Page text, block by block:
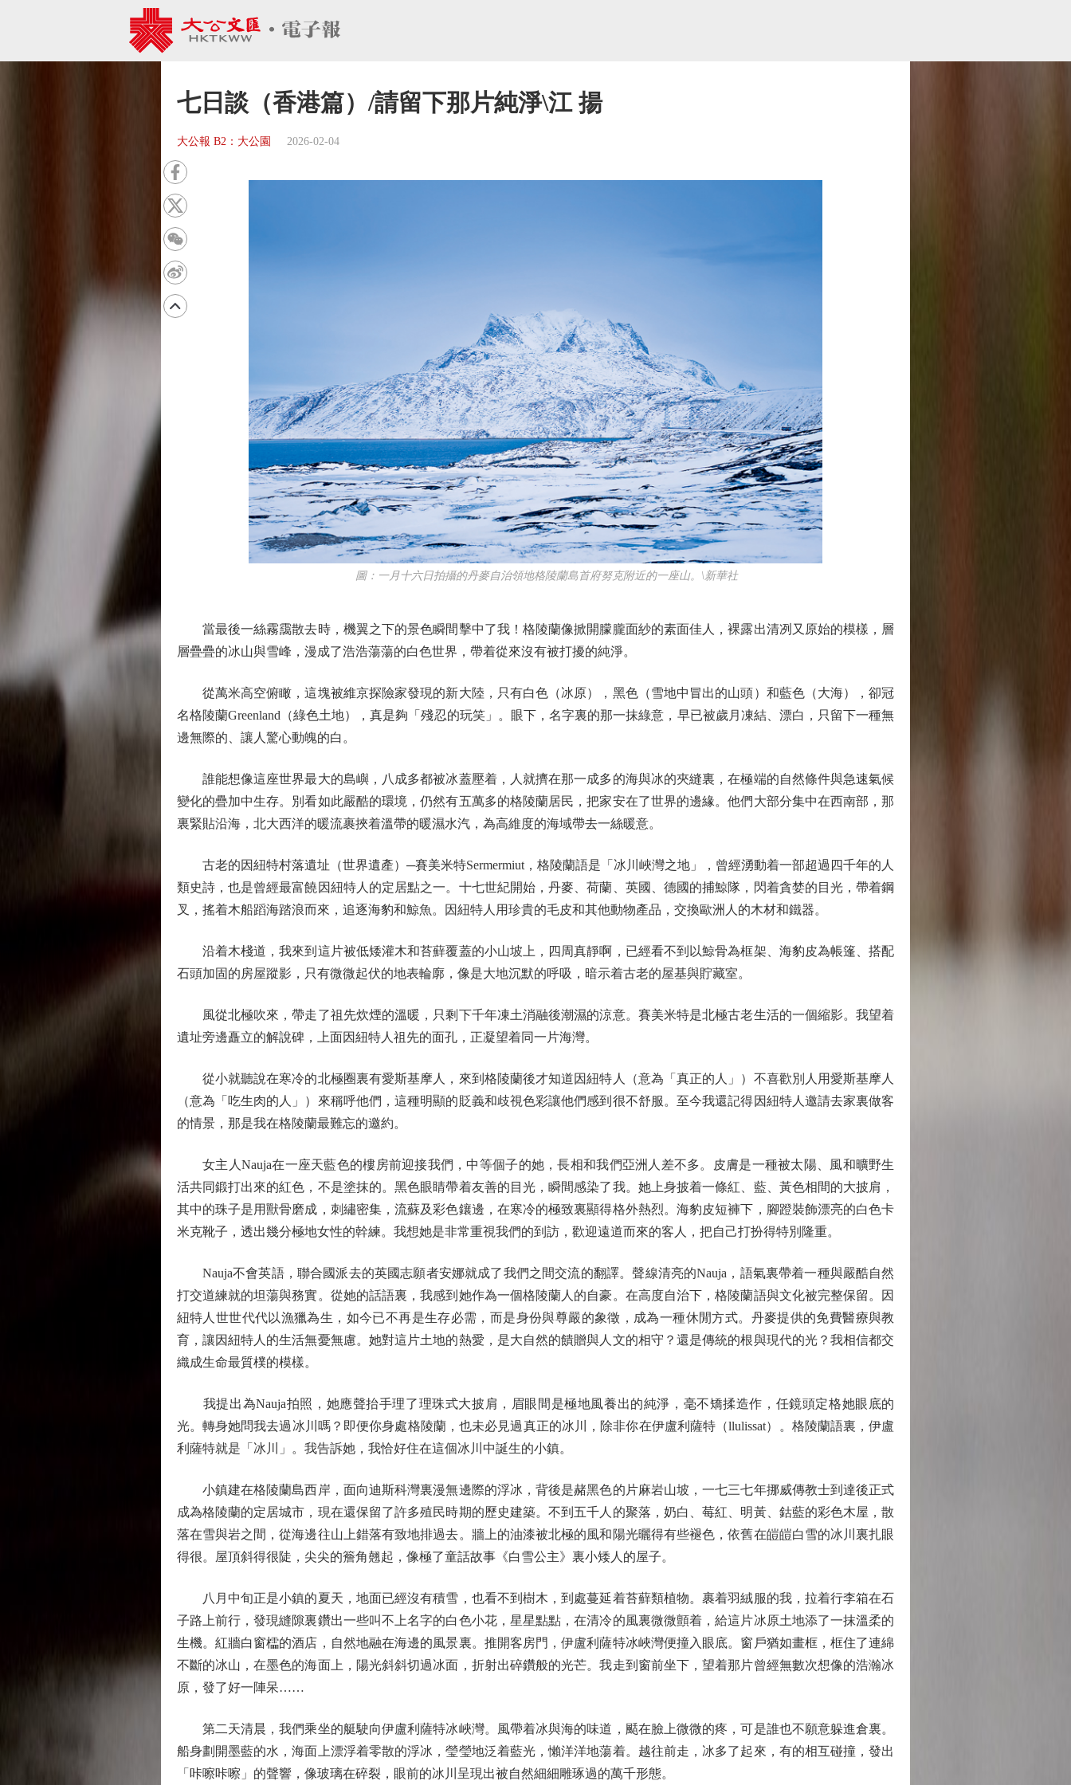
七日談（香港篇）/請留下那片純淨\江 揚
大公報 B2：大公園 2026-02-04
圖：一月十六日拍攝的丹麥自治領地格陵蘭島首府努克附近的一座山。\新華社
當最後一絲霧靄散去時，機翼之下的景色瞬間擊中了我！格陵蘭像掀開朦朧面紗的素面佳人，裸露出清冽又原始的模樣，層
層疊疊的冰山與雪峰，漫成了浩浩蕩蕩的白色世界，帶着從來沒有被打擾的純淨。
從萬米高空俯瞰，這塊被維京探險家發現的新大陸，只有白色（冰原），黑色（雪地中冒出的山頭）和藍色（大海），卻冠
名格陵蘭Greenland（綠色土地），真是夠「殘忍的玩笑」。眼下，名字裏的那一抹綠意，早已被歲月凍結、漂白，只留下一種無
邊無際的、讓人驚心動魄的白。
誰能想像這座世界最大的島嶼，八成多都被冰蓋壓着，人就擠在那一成多的海與冰的夾縫裏，在極端的自然條件與急速氣候
變化的疊加中生存。別看如此嚴酷的環境，仍然有五萬多的格陵蘭居民，把家安在了世界的邊緣。他們大部分集中在西南部，那
裏緊貼沿海，北大西洋的暖流裹挾着溫帶的暖濕水汽，為高維度的海域帶去一絲暖意。
古老的因紐特村落遺址（世界遺產）─賽美米特Sermermiut，格陵蘭語是「冰川峽灣之地」，曾經湧動着一部超過四千年的人
類史詩，也是曾經最富饒因紐特人的定居點之一。十七世紀開始，丹麥、荷蘭、英國、德國的捕鯨隊，閃着貪婪的目光，帶着鋼
叉，搖着木船蹈海踏浪而來，追逐海豹和鯨魚。因紐特人用珍貴的毛皮和其他動物產品，交換歐洲人的木材和鐵器。
沿着木棧道，我來到這片被低矮灌木和苔蘚覆蓋的小山坡上，四周真靜啊，已經看不到以鯨骨為框架、海豹皮為帳篷、搭配
石頭加固的房屋蹤影，只有微微起伏的地表輪廓，像是大地沉默的呼吸，暗示着古老的屋基與貯藏室。
風從北極吹來，帶走了祖先炊煙的溫暖，只剩下千年凍土消融後潮濕的涼意。賽美米特是北極古老生活的一個縮影。我望着
遺址旁邊矗立的解說碑，上面因紐特人祖先的面孔，正凝望着同一片海灣。
從小就聽說在寒冷的北極圈裏有愛斯基摩人，來到格陵蘭後才知道因紐特人（意為「真正的人」）不喜歡別人用愛斯基摩人
（意為「吃生肉的人」）來稱呼他們，這種明顯的貶義和歧視色彩讓他們感到很不舒服。至今我還記得因紐特人邀請去家裏做客
的情景，那是我在格陵蘭最難忘的邀約。
女主人Nauja在一座天藍色的樓房前迎接我們，中等個子的她，長相和我們亞洲人差不多。皮膚是一種被太陽、風和曠野生
活共同鍛打出來的紅色，不是塗抹的。黑色眼睛帶着友善的目光，瞬間感染了我。她上身披着一條紅、藍、黃色相間的大披肩，
其中的珠子是用獸骨磨成，刺繡密集，流蘇及彩色鑲邊，在寒冷的極致裏顯得格外熱烈。海豹皮短褲下，腳蹬裝飾漂亮的白色卡
米克靴子，透出幾分極地女性的幹練。我想她是非常重視我們的到訪，歡迎遠道而來的客人，把自己打扮得特別隆重。
Nauja不會英語，聯合國派去的英國志願者安娜就成了我們之間交流的翻譯。聲線清亮的Nauja，語氣裏帶着一種與嚴酷自然
打交道練就的坦蕩與務實。從她的話語裏，我感到她作為一個格陵蘭人的自豪。在高度自治下，格陵蘭語與文化被完整保留。因
紐特人世世代代以漁獵為生，如今已不再是生存必需，而是身份與尊嚴的象徵，成為一種休閒方式。丹麥提供的免費醫療與教
育，讓因紐特人的生活無憂無慮。她對這片土地的熱愛，是大自然的饋贈與人文的相守？還是傳統的根與現代的光？我相信都交
織成生命最質樸的模樣。
我提出為Nauja拍照，她應聲抬手理了理珠式大披肩，眉眼間是極地風養出的純淨，毫不矯揉造作，任鏡頭定格她眼底的
光。轉身她問我去過冰川嗎？即便你身處格陵蘭，也未必見過真正的冰川，除非你在伊盧利薩特（llulissat）。格陵蘭語裏，伊盧
利薩特就是「冰川」。我告訴她，我恰好住在這個冰川中誕生的小鎮。
小鎮建在格陵蘭島西岸，面向迪斯科灣裏漫無邊際的浮冰，背後是赭黑色的片麻岩山坡，一七三七年挪威傳教士到達後正式
成為格陵蘭的定居城市，現在還保留了許多殖民時期的歷史建築。不到五千人的聚落，奶白、莓紅、明黃、鈷藍的彩色木屋，散
落在雪與岩之間，從海邊往山上錯落有致地排過去。牆上的油漆被北極的風和陽光曬得有些褪色，依舊在皚皚白雪的冰川裏扎眼
得很。屋頂斜得很陡，尖尖的簷角翹起，像極了童話故事《白雪公主》裏小矮人的屋子。
八月中旬正是小鎮的夏天，地面已經沒有積雪，也看不到樹木，到處蔓延着苔蘚類植物。裹着羽絨服的我，拉着行李箱在石
子路上前行，發現縫隙裏鑽出一些叫不上名字的白色小花，星星點點，在清冷的風裏微微顫着，給這片冰原土地添了一抹溫柔的
生機。紅牆白窗櫺的酒店，自然地融在海邊的風景裏。推開客房門，伊盧利薩特冰峽灣便撞入眼底。窗戶猶如畫框，框住了連綿
不斷的冰山，在墨色的海面上，陽光斜斜切過冰面，折射出碎鑽般的光芒。我走到窗前坐下，望着那片曾經無數次想像的浩瀚冰
原，發了好一陣呆……
第二天清晨，我們乘坐的艇駛向伊盧利薩特冰峽灣。風帶着冰與海的味道，颳在臉上微微的疼，可是誰也不願意躲進倉裏。
船身劃開墨藍的水，海面上漂浮着零散的浮冰，瑩瑩地泛着藍光，懶洋洋地蕩着。越往前走，冰多了起來，有的相互碰撞，發出
「咔嚓咔嚓」的聲響，像玻璃在碎裂，眼前的冰川呈現出被自然細細雕琢過的萬千形態。